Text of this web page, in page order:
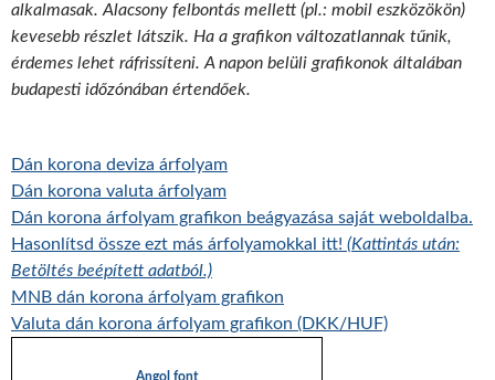
alkalmasak. Alacsony felbontás mellett (pl.: mobil eszközökön)
kevesebb részlet látszik. Ha a grafikon változatlannak tűnik,
érdemes lehet ráfrissíteni. A napon belüli grafikonok általában
budapesti időzónában értendőek.
Dán korona deviza árfolyam
Dán korona valuta árfolyam
Dán korona árfolyam grafikon beágyazása saját weboldalba.
Hasonlítsd össze ezt más árfolyamokkal itt! (Kattintás után:
Betöltés beépített adatból.)
MNB dán korona árfolyam grafikon
Valuta dán korona árfolyam grafikon (DKK/HUF)
Angol font